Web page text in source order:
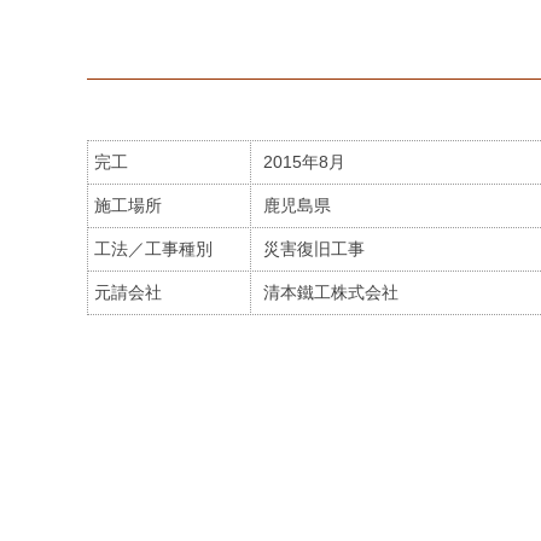
完工 2015年8月
施工場所 鹿児島県
工法／工事種別 災害復旧工事
元請会社 清本鐵工株式会社